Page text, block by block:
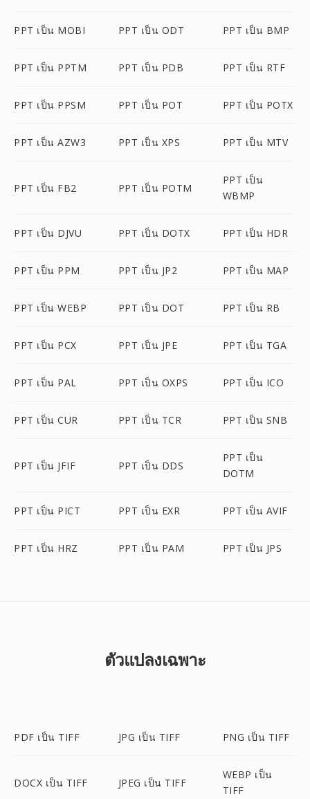
PPT เป็น MOBI PPT เป็น ODT PPT เป็น BMP
PPT เป็น PPTM PPT เป็น PDB PPT เป็น RTF
PPT เป็น PPSM PPT เป็น POT PPT เป็น POTX
PPT เป็น AZW3 PPT เป็น XPS PPT เป็น MTV
PPT เป็น FB2 PPT เป็น POTM
PPT เป็น
WBMP
PPT เป็น DJVU PPT เป็น DOTX PPT เป็น HDR
PPT เป็น PPM PPT เป็น JP2 PPT เป็น MAP
PPT เป็น WEBP PPT เป็น DOT PPT เป็น RB
PPT เป็น PCX PPT เป็น JPE PPT เป็น TGA
PPT เป็น PAL PPT เป็น OXPS PPT เป็น ICO
PPT เป็น CUR PPT เป็น TCR PPT เป็น SNB
PPT เป็น JFIF PPT เป็น DDS
PPT เป็น
DOTM
PPT เป็น PICT PPT เป็น EXR PPT เป็น AVIF
PPT เป็น HRZ PPT เป็น PAM PPT เป็น JPS
ตัวแปลงเฉพาะ
PDF เป็น TIFF JPG เป็น TIFF PNG เป็น TIFF
DOCX เป็น TIFF JPEG เป็น TIFF
WEBP เป็น
TIFF